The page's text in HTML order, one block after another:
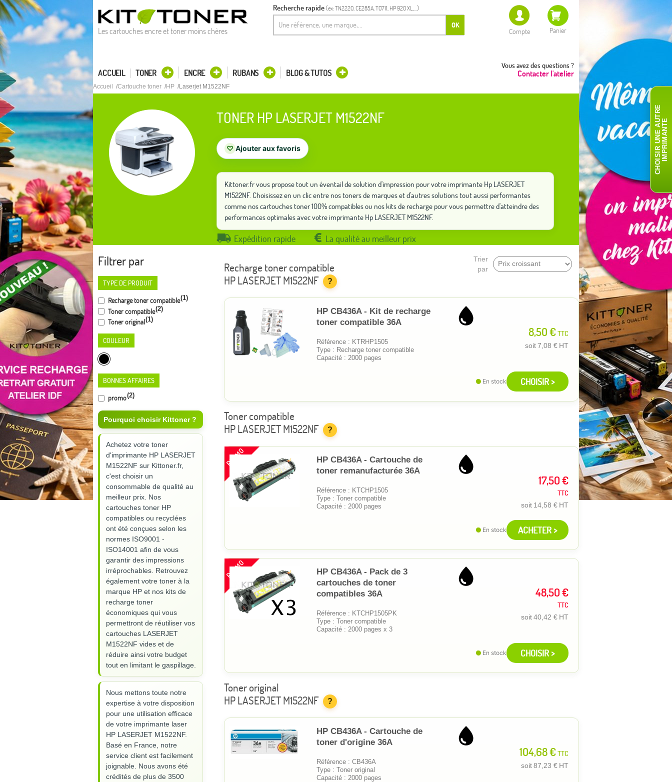
Les cartouches encre et toner moins chères
Recherche rapide (ex: TN2220, CE285A, T0711, HP 920 XL,...)
OK
Compte Panier
Vous avez des questions ?
Contacter l'atelier
ACCUEIL TONER ENCRE RUBANS BLOG & TUTOS
Accueil Cartouche toner HP Laserjet M1522NF
TONER HP LASERJET M1522NF
♡ Ajouter aux favoris
Kittoner.fr vous propose tout un éventail de solution d'impression pour votre imprimante Hp LASERJET
M1522NF. Choisissez en un clic entre nos toners de marques et d'autres solutions tout aussi performantes
comme nos cartouches toner 100% compatibles ou nos kits de recharge pour vous permettre d'atteindre des
performances optimales avec votre imprimante Hp LASERJET M1522NF.
Expédition rapide La qualité au meilleur prix
Filtrer par
TYPE DE PRODUIT
Recharge toner compatible(1)
Toner compatible(2)
Toner original(1)
COULEUR
BONNES AFFAIRES
promo(2)
Pourquoi choisir Kittoner ?
Achetez votre toner
d'imprimante HP LASERJET
M1522NF sur Kittoner.fr,
c'est choisir un
consommable de qualité au
meilleur prix. Nos
cartouches toner HP
compatibles ou recyclées
ont été conçues selon les
normes ISO9001 -
ISO14001 afin de vous
garantir des impressions
irréprochables. Retrouvez
également votre toner à la
marque HP et nos kits de
recharge toner
économiques qui vous
permettront de réutiliser vos
cartouches LASERJET
M1522NF vides et de
réduire ainsi votre budget
tout en limitant le gaspillage.
Nous mettons toute notre
expertise à votre disposition
pour une utilisation efficace
de votre imprimante laser
HP LASERJET M1522NF.
Basé en France, notre
service client est facilement
joignable. Nous avons été
crédités de plus de 3500
Trier
par
Recharge toner compatible
HP LASERJET M1522NF
?
HP CB436A - Kit de recharge
toner compatible 36A
Référence : KTRHP1505
Type : Recharge toner compatible
Capacité : 2000 pages
8,50 €TTC
soit7,08 € HT
En stock CHOISIR >
Toner compatible
HP LASERJET M1522NF
?
PROMO
HP CB436A - Cartouche de
toner remanufacturée 36A
Référence : KTCHP1505
Type : Toner compatible
Capacité : 2000 pages
17,50 €
TTC
soit 14,58 € HT
En stock ACHETER >
PROMO
HP CB436A - Pack de 3
cartouches de toner
compatibles 36A
Référence : KTCHP1505PK
Type : Toner compatible
Capacité : 2000 pages x 3
48,50 €
TTC
soit40,42 € HT
En stock CHOISIR >
Toner original
HP LASERJET M1522NF
?
HP CB436A - Cartouche de
toner d'origine 36A
Référence : CB436A
Type : Toner original
Capacité : 2000 pages
104,68 €TTC
soit87,23 € HT
C
H
O
I
S
I
R
U
N
E
AU
T
R
E
I
M
P
R
I
M
A
N
TE